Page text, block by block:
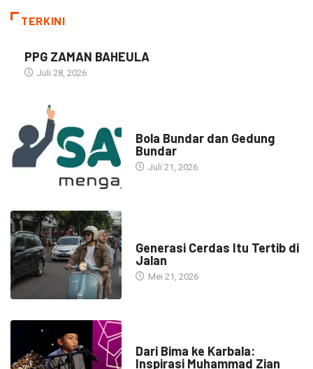
TERKINI
PPG ZAMAN BAHEULA
Juli 28, 2026
Bola Bundar dan Gedung
Bundar
Juli 21, 2026
Generasi Cerdas Itu Tertib di
Jalan
Mei 21, 2026
Dari Bima ke Karbala:
Inspirasi Muhammad Zian